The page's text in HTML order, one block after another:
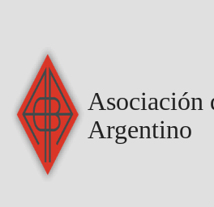
Asociación
Argentino